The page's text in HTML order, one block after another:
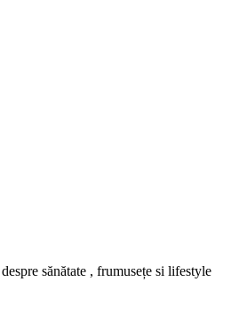
sănătate , frumusețe si lifestyle